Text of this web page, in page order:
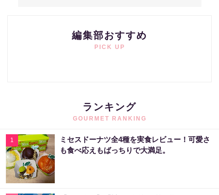
編集部おすすめ
PICK UP
ランキング
GOURMET RANKING
1
ミセスドーナツ全4種を実食レビュー！可愛さ
も食べ応えもばっちりで大満足。